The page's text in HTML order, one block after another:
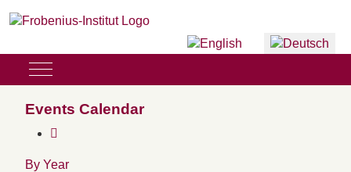
Sprache auswählen
Mobile Menu Toggle
Events Calendar
By Year